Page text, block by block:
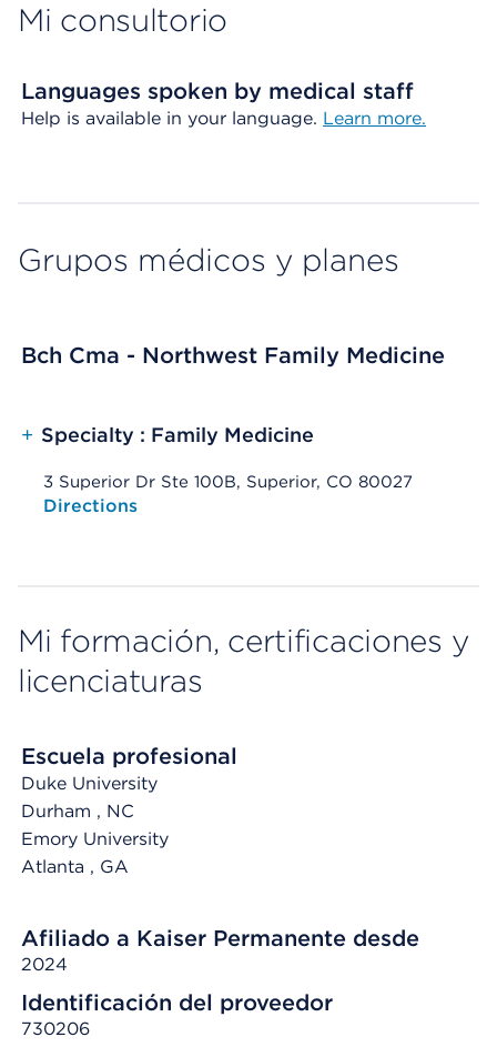
Mi consultorio
Languages spoken by medical staff
Help is available in your language. Learn more.
Grupos médicos y planes
Bch Cma - Northwest Family Medicine
+ Specialty : Family Medicine
3 Superior Dr Ste 100B, Superior, CO 80027
Opens native map application on mobile devices
Directions
Mi formación, certificaciones y
licenciaturas
Escuela profesional
Duke University
Durham , NC
Emory University
Atlanta , GA
Afiliado a Kaiser Permanente desde
2024
Identificación del proveedor
730206